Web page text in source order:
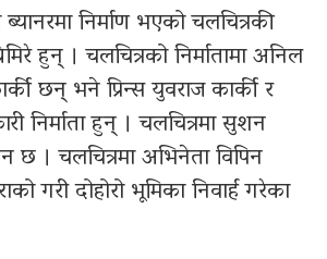
निर्माण भएको चलचित्रकी
हुन् । चलचित्रको निर्मातामा अनिल
छन् भने प्रिन्स युवराज कार्की र
निर्माता हुन् । चलचित्रमा सुशन
छ । चलचित्रमा अभिनेता विपिन
गरी दोहोरो भूमिका निवार्ह गरेका